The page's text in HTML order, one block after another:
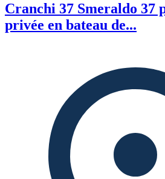
Cranchi 37 Smeraldo 37
privée en bateau de...